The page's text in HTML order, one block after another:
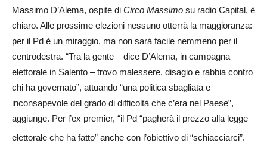
Massimo D’Alema, ospite di Circo Massimo su radio Capital, è
chiaro. Alle prossime elezioni nessuno otterrà la maggioranza:
per il Pd è un miraggio, ma non sarà facile nemmeno per il
centrodestra. “Tra la gente – dice D’Alema, in campagna
elettorale in Salento – trovo malessere, disagio e rabbia contro
chi ha governato”, attuando “una politica sbagliata e
inconsapevole del grado di difficoltà che c’era nel Paese”,
aggiunge. Per l’ex premier, “il Pd “pagherà il prezzo alla legge
elettorale che ha fatto” anche con l’obiettivo di “schiacciarci”.